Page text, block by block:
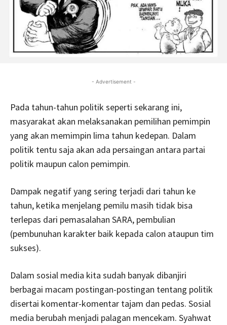
- Advertisement -
Pada tahun-tahun politik seperti sekarang ini,
masyarakat akan melaksanakan pemilihan pemimpin
yang akan memimpin lima tahun kedepan. Dalam
politik tentu saja akan ada persaingan antara partai
politik maupun calon pemimpin.
Dampak negatif yang sering terjadi dari tahun ke
tahun, ketika menjelang pemilu masih tidak bisa
terlepas dari pemasalahan SARA, pembulian
(pembunuhan karakter baik kepada calon ataupun tim
sukses).
Dalam sosial media kita sudah banyak dibanjiri
berbagai macam postingan-postingan tentang politik
disertai komentar-komentar tajam dan pedas. Sosial
media berubah menjadi palagan mencekam. Syahwat